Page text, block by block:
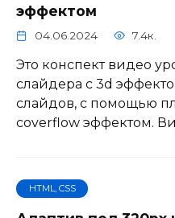
эффектом
04.06.2024 7.4к.
Это конспект видео
слайдера с 3d
слайдов, с помощью
coverflow эффектом.
HTML, CSS